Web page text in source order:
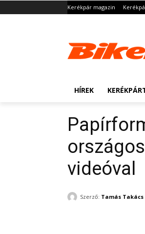
Kerékpár magazin
HÍREK
videóval
Szerző: Tamás Takács